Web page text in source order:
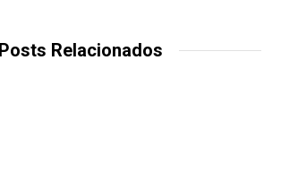
Posts Relacionados